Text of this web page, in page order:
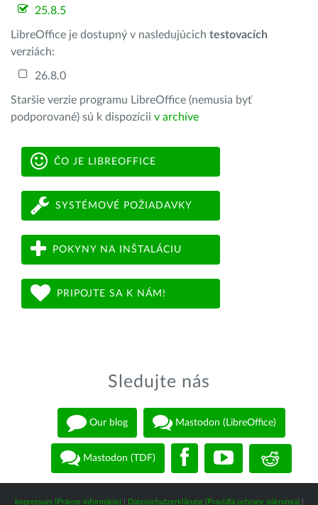
25.8.5
LibreOffice je dostupný v nasledujúcich testovacích
verziách:
26.8.0
Staršie verzie programu LibreOffice (nemusia byť
podporované) sú k dispozícii v archíve
ČO JE LIBREOFFICE
SYSTÉMOVÉ POŽIADAVKY
POKYNY NA INŠTALÁCIU
PRIPOJTE SA K NÁM!
Sledujte nás
Our blog Mastodon (LibreOffice)
Mastodon (TDF)
Impressum (Právne informácie)| Datenschutzerklärung (Pravidlá ochrany súkromia)|